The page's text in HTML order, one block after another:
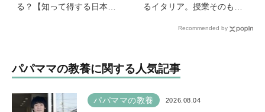
る？【知って得する日本語
るイタリア。授業そのもの
やすい形に【言語聴覚士 原
Recommended by
パパママの教養に関する人気記事
パパママの教養 2026.08.04